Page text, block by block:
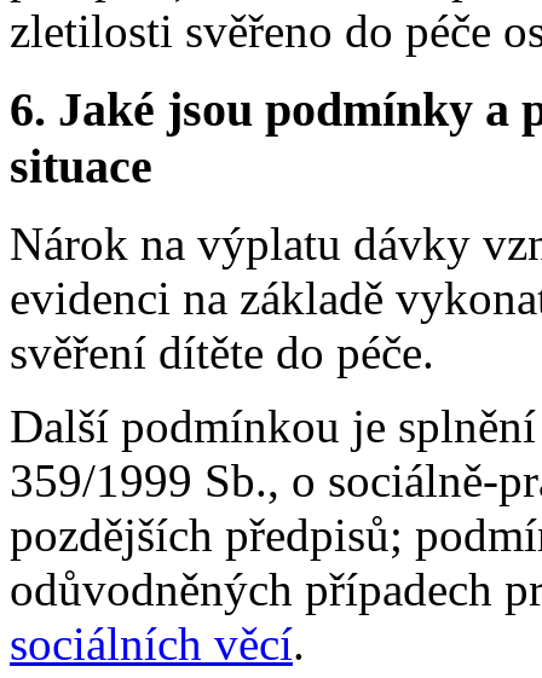
zletilosti svěřeno do péče
6. Jaké jsou podmínky a
situace
Nárok na výplatu dávky
evidenci na základě
svěření dítěte do péče.
Další podmínkou je
359/1999 Sb., o sociálně-
pozdějších předpisů;
odůvodněných případech
sociálních věcí.